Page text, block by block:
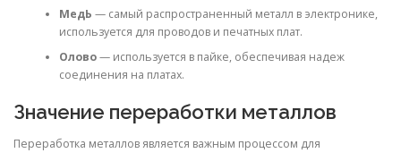
МедЬ — самый распространенный металл в электронике,
используется для проводов и печатных плат.
Олово— используется в пайке, обеспечивая надеж
соединения на платах.
Значение переработки металлов
Переработка металлов является важным процессом для